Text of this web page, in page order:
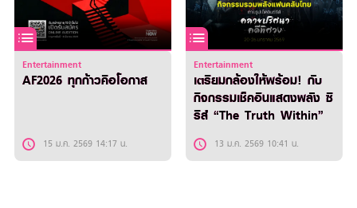
Entertainment
AF2026 ทุกก้าวคือโอกาส
15 ม.ค. 2569 14:17 น.
Entertainment
เตรียมกล้องให้พร้อม! กับ
กิจกรรมเช็คอินแสดงพลัง ซี
รีส์ “The Truth Within”
13 ม.ค. 2569 10:41 น.